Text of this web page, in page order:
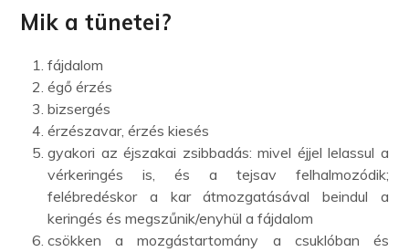
Mik a tünetei?
fájdalom
égő érzés
bizsergés
érzészavar, érzés kiesés
gyakori az éjszakai zsibbadás: mivel éjjel lelassul a
vérkeringés is, és a tejsav felhalmozódik;
felébredéskor a kar átmozgatásával beindul a
keringés és megszűnik/enyhül a fájdalom
csökken a mozgástartomány a csuklóban és